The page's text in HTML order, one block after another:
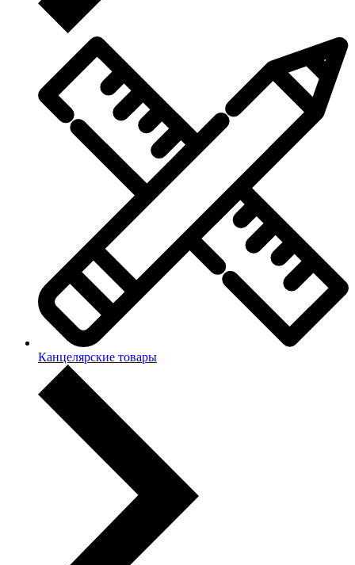
Канцелярские товары